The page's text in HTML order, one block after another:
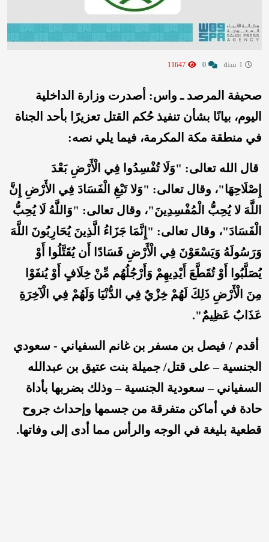
صحيفة المرصد ـ واس: أصدرت وزارة الداخلية
اليوم، بيانًا بشأن تنفيذ حُكم القتل تعزيرًا بأحد الجناة
في منطقة مكة المكرمة، فيما يلي نصه:
قال الله تعالى: "وَلَا تُفْسِدُوا فِي الْأَرْضِ بَعْدَ
إِصْلَاحِهَا"، وقال تعالى: "وَلا تَبْغِ الْفَسَادَ فِي الأَرْضِ إِنَّ
اللَّهَ لا يُحِبُّ الْمُفْسِدِينَ"، وقال تعالى: "وَاللَّهُ لَا يُحِبُّ
الْفَسَادَ"، وقال تعالى: "إِنَّمَا جَزَاءُ الَّذِينَ يُحَارِبُونَ اللَّهَ
وَرَسُولَهُ وَيَسْعَوْنَ فِي الْأَرْضِ فَسَادًا أَن يُقَتَّلُوا أَوْ
يُصَلَّبُوا أَوْ تُقَطَّعَ أَيْدِيهِمْ وَأَرْجُلُهُم مِّنْ خِلَافٍ أَوْ يُنفَوْا
مِنَ الْأَرْضِ ذَلِكَ لَهُمْ خِزْيٌ فِي الدُّنْيَا وَلَهُمْ فِي الْآخِرَةِ
عَذَابٌ عَظِيمٌ".
أقدم / فيصل بن مسفر بن غانم السفياني - سعودي
الجنسية – على قتل/ جميلة بنت عتيق بن عبدالله
السفياني – سعودية الجنسية – وذلك بضربها بأداة
حادة في أماكن متفرقة من جسمها وإحداث جروح
قطعية بليغة في الوجه والرأس مما أدى إلى وفاتها.